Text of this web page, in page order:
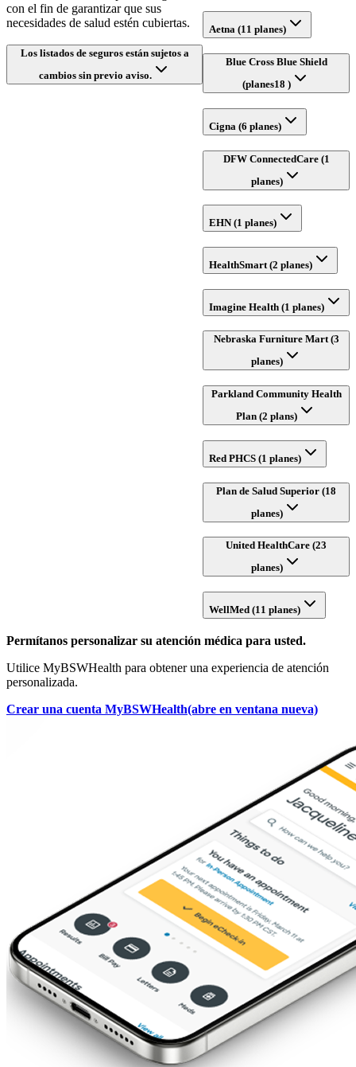
con el fin de garantizar que sus
necesidades de salud estén cubiertas.
Los listados de seguros están sujetos a
cambios sin previo aviso.
Aetna (11 planes)
Blue Cross Blue Shield
(planes18 )
Cigna (6 planes)
DFW ConnectedCare (1
planes)
EHN (1 planes)
HealthSmart (2 planes)
Imagine Health (1 planes)
Nebraska Furniture Mart (3
planes)
Parkland Community Health
Plan (2 plans)
Red PHCS (1 planes)
Plan de Salud Superior (18
planes)
United HealthCare (23
planes)
WellMed (11 planes)
Permítanos personalizar su atención médica para usted.
Utilice MyBSWHealth para obtener una experiencia de atención
personalizada.
Crear una cuenta MyBSWHealth(abre en ventana nueva)